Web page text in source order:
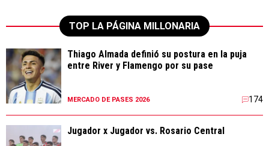
TOP LA PÁGINA MILLONARIA
Thiago Almada definió su postura en la puja
entre River y Flamengo por su pase
MERCADO DE PASES 2026 174
Jugador x Jugador vs. Rosario Central